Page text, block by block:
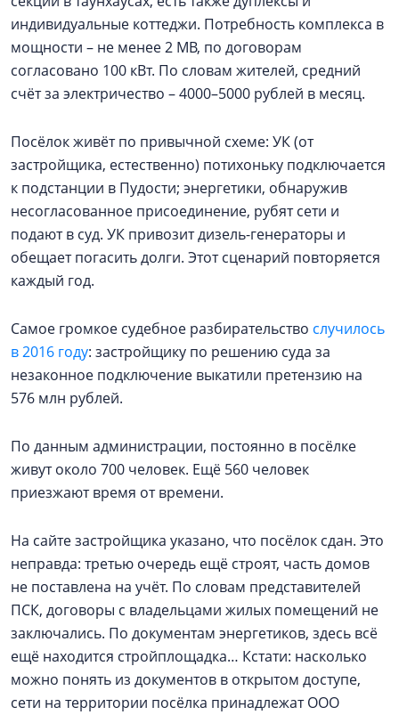
индивидуальные коттеджи. Потребность комплекса в
мощности – не менее 2 МВ, по договорам
согласовано 100 кВт. По словам жителей, средний
счёт за электричество – 4000–5000 рублей в месяц.
Посёлок живёт по привычной схеме: УК (от
застройщика, естественно) потихоньку подключается
к подстанции в Пудости; энергетики, обнаружив
несогласованное присоединение, рубят сети и
подают в суд. УК привозит дизель-генераторы и
обещает погасить долги. Этот сценарий повторяется
каждый год.
Самое громкое судебное разбирательство случилось
в 2016 году: застройщику по решению суда за
незаконное подключение выкатили претензию на
576 млн рублей.
По данным администрации, постоянно в посёлке
живут около 700 человек. Ещё 560 человек
приезжают время от времени.
На сайте застройщика указано, что посёлок сдан. Это
неправда: третью очередь ещё строят, часть домов
не поставлена на учёт. По словам представителей
ПСК, договоры с владельцами жилых помещений не
заключались. По документам энергетиков, здесь всё
ещё находится стройплощадка… Кстати: насколько
можно понять из документов в открытом доступе,
сети на территории посёлка принадлежат ООО